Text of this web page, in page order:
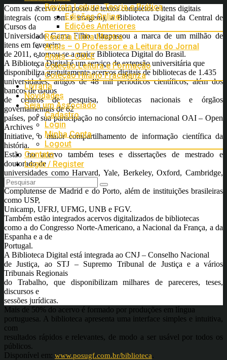
Revista Leitura: Teoria e Prática
Edições Online
Edições Anteriores
Revista Linha Mestra
Anais – O Professor e a Leitura do Jornal
Anais – COLE
Coleção Leitura e Formação
Coleção Hilário Fracalanza
Livraria
Novidades
Seja um Associado
Cadastro
Login
Minha Conta
Logout
Contato
Login / Register
Com seu acervo composto de textos completos e itens digitais
integrais (com som e imagem), a Biblioteca Digital da Central de
Cursos da
Universidade Gama Filho ultrapassou a marca de um milhão de
itens em fevereiro
de 2011, e tornou-se a maior Biblioteca Digital do Brasil.
A Biblioteca Digital é um serviço de extensão universitária que
disponibiliza gratuitamente acervos digitais de bibliotecas de 1.435
universidades, artigos de 48 mil periódicos científicos, além dos
bancos de dados
de centros de pesquisa, bibliotecas nacionais e órgãos
governamentais de 62
países, por sua participação no consórcio internacional OAI – Open
Archives
Initiative, o maior compartilhamento de informação científica da
história.
Estão no acervo também teses e dissertações de mestrado e
doutorado de
universidades como Harvard, Yale, Berkeley, Oxford, Cambridge,
Paris,
Complutense de Madrid e do Porto, além de instituições brasileiras
como USP,
Unicamp, UFRJ, UFMG, UNB e FGV.
Também estão integrados acervos digitalizados de bibliotecas
como a do Congresso Norte-Americano, a Nacional da França, a da
Espanha e a de
Portugal.
A Biblioteca Digital está integrada ao CNJ – Conselho Nacional
de Justiça, ao STJ – Supremo Tribunal de Justiça e a vários
Tribunais Regionais
do Trabalho, que disponibilizam milhares de pareceres, teses,
discursos e
sessões jurídicas.
Mais de 50% do acervo é formado por produções em língua
portuguesa. A biblioteca apresenta uma interface simples e intuitiva,
com
resultados rápidos e relevantes, de modo a ser usável por todos os
públicos.
Disponível em: www.posugf.com.br/biblioteca.